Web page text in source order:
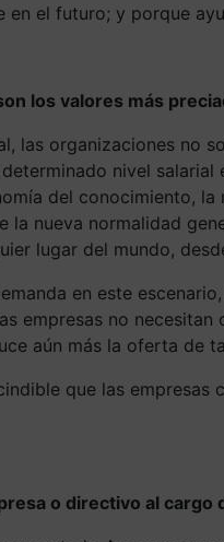
el futuro; y porque
los valores más
las organizaciones no
nivel
del conocimiento,
la nueva normalidad
lugar del mundo,
en este
empresas no
aún más la oferta de
que las
o directivo al